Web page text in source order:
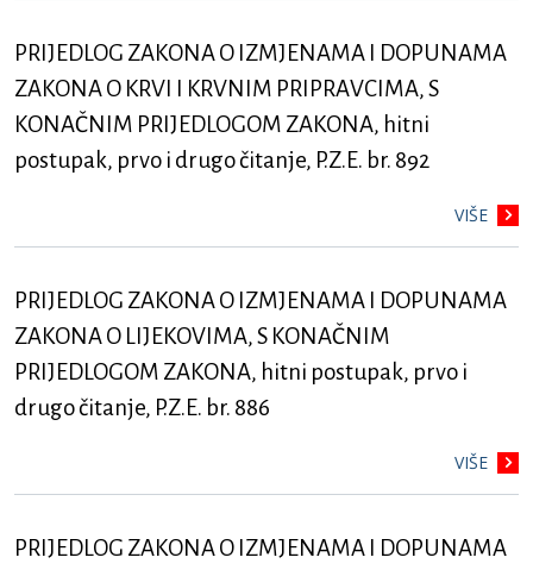
PRIJEDLOG ZAKONA O IZMJENAMA I DOPUNAMA
ZAKONA O KRVI I KRVNIM PRIPRAVCIMA, S
KONAČNIM PRIJEDLOGOM ZAKONA, hitni
postupak, prvo i drugo čitanje, P.Z.E. br. 892
VIŠE
PRIJEDLOG ZAKONA O IZMJENAMA I DOPUNAMA
ZAKONA O LIJEKOVIMA, S KONAČNIM
PRIJEDLOGOM ZAKONA, hitni postupak, prvo i
drugo čitanje, P.Z.E. br. 886
VIŠE
PRIJEDLOG ZAKONA O IZMJENAMA I DOPUNAMA